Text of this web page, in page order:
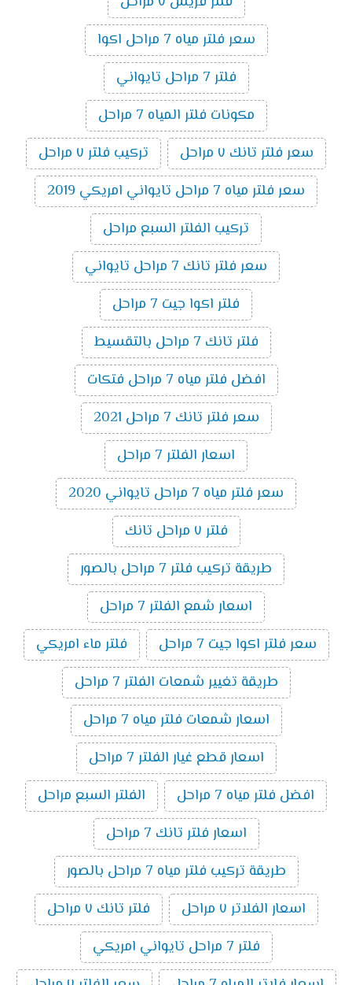
سعر فلتر مياه 7 مراحل اكوا
فلتر 7 مراحل تايواني
مكونات فلتر المياه 7 مراحل
سعر فلتر تانك ٧ مراحل
تركيب فلتر ٧ مراحل
سعر فلتر مياه 7 مراحل تايواني امريكي 2019
تركيب الفلتر السبع مراحل
سعر فلتر تانك 7 مراحل تايواني
فلتر اكوا جيت 7 مراحل
فلتر تانك 7 مراحل بالتقسيط
افضل فلتر مياه 7 مراحل فتكات
سعر فلتر تانك 7 مراحل 2021
اسعار الفلتر 7 مراحل
سعر فلتر مياه 7 مراحل تايواني 2020
فلتر ٧ مراحل تانك
طريقة تركيب فلتر 7 مراحل بالصور
اسعار شمع الفلتر 7 مراحل
سعر فلتر اكوا جيت 7 مراحل
فلتر ماء امريكي
طريقة تغيير شمعات الفلتر 7 مراحل
اسعار شمعات فلتر مياه 7 مراحل
اسعار قطع غيار الفلتر 7 مراحل
افضل فلتر مياه 7 مراحل
الفلتر السبع مراحل
اسعار فلتر تانك 7 مراحل
طريقة تركيب فلتر مياه 7 مراحل بالصور
اسعار الفلاتر ٧ مراحل
فلتر تانك ٧ مراحل
فلتر 7 مراحل تايواني امريكي